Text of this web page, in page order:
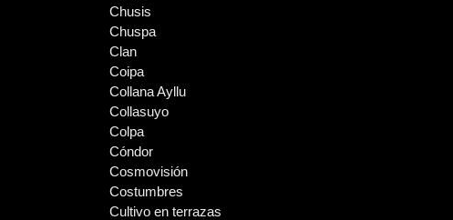
Chusis
Chuspa
Clan
Coipa
Collana Ayllu
Collasuyo
Colpa
Cóndor
Cosmovisión
Costumbres
Cultivo en terrazas